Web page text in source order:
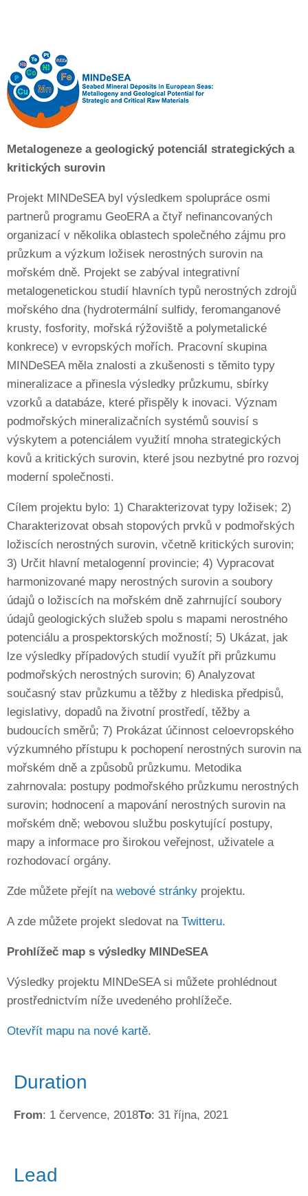
Metalogeneze a geologický potenciál strategických a
kritických surovin
Projekt MINDeSEA byl výsledkem spolupráce osmi
partnerů programu GeoERA a čtyř nefinancovaných
organizací v několika oblastech společného zájmu pro
průzkum a výzkum ložisek nerostných surovin na
mořském dně. Projekt se zabýval integrativní
metalogenetickou studií hlavních typů nerostných zdrojů
mořského dna (hydrotermální sulfidy, feromanganové
krusty, fosfority, mořská rýžoviště a polymetalické
konkrece) v evropských mořích. Pracovní skupina
MINDeSEA měla znalosti a zkušenosti s těmito typy
mineralizace a přinesla výsledky průzkumu, sbírky
vzorků a databáze, které přispěly k inovaci. Význam
podmořských mineralizačních systémů souvisí s
výskytem a potenciálem využití mnoha strategických
kovů a kritických surovin, které jsou nezbytné pro rozvoj
moderní společnosti.
Cílem projektu bylo: 1) Charakterizovat typy ložisek; 2)
Charakterizovat obsah stopových prvků v podmořských
ložiscích nerostných surovin, včetně kritických surovin;
3) Určit hlavní metalogenní provincie; 4) Vypracovat
harmonizované mapy nerostných surovin a soubory
údajů o ložiscích na mořském dně zahrnující soubory
údajů geologických služeb spolu s mapami nerostného
potenciálu a prospektorských možností; 5) Ukázat, jak
lze výsledky případových studií využít při průzkumu
podmořských nerostných surovin; 6) Analyzovat
současný stav průzkumu a těžby z hlediska předpisů,
legislativy, dopadů na životní prostředí, těžby a
budoucích směrů; 7) Prokázat účinnost celoevropského
výzkumného přístupu k pochopení nerostných surovin na
mořském dně a způsobů průzkumu. Metodika
zahrnovala: postupy podmořského průzkumu nerostných
surovin; hodnocení a mapování nerostných surovin na
mořském dně; webovou službu poskytující postupy,
mapy a informace pro širokou veřejnost, uživatele a
rozhodovací orgány.
Zde můžete přejít na webové stránky projektu.
A zde můžete projekt sledovat na Twitteru.
Prohlížeč map s výsledky MINDeSEA
Výsledky projektu MINDeSEA si můžete prohlédnout
prostřednictvím níže uvedeného prohlížeče.
Otevřít mapu na nové kartě.
Duration
From: 1 července, 2018To: 31 října, 2021
Lead